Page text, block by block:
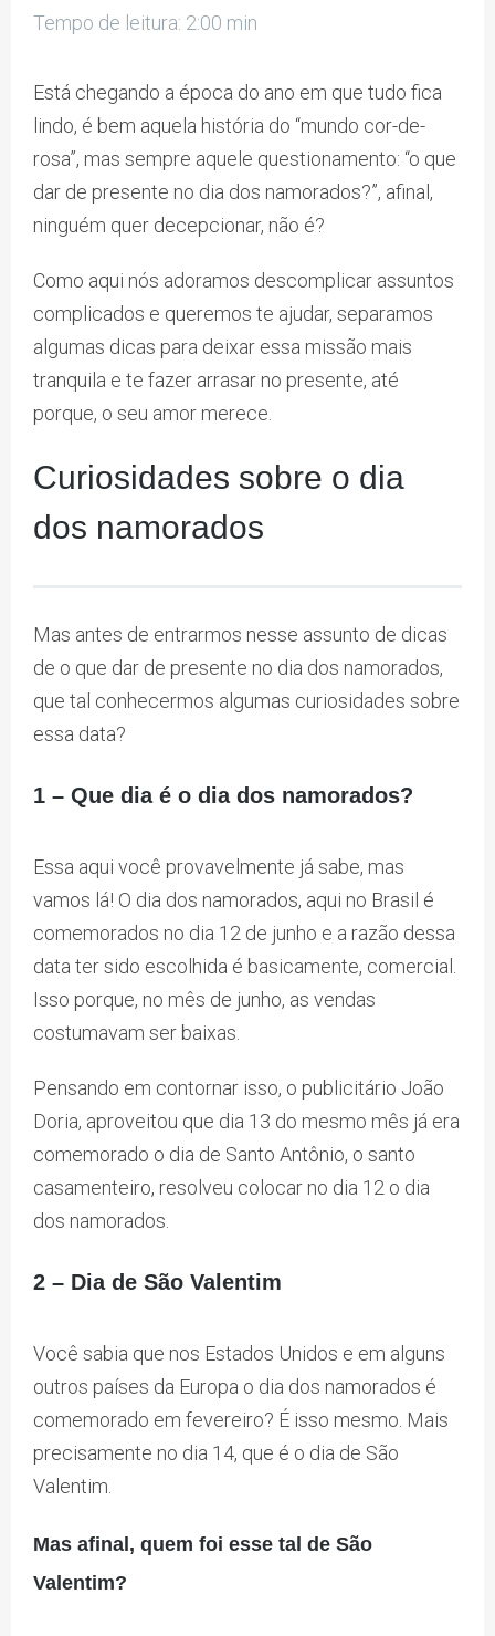
Tempo de leitura: 2:00 min
Está chegando a época do ano em que tudo fica
lindo, é bem aquela história do “mundo cor-de-
rosa”, mas sempre aquele questionamento: “o que
dar de presente no dia dos namorados?”, afinal,
ninguém quer decepcionar, não é?
Como aqui nós adoramos descomplicar assuntos
complicados e queremos te ajudar, separamos
algumas dicas para deixar essa missão mais
tranquila e te fazer arrasar no presente, até
porque, o seu amor merece.
Curiosidades sobre o dia
dos namorados
Mas antes de entrarmos nesse assunto de dicas
de o que dar de presente no dia dos namorados,
que tal conhecermos algumas curiosidades sobre
essa data?
1 – Que dia é o dia dos namorados?
Essa aqui você provavelmente já sabe, mas
vamos lá! O dia dos namorados, aqui no Brasil é
comemorados no dia 12 de junho e a razão dessa
data ter sido escolhida é basicamente, comercial.
Isso porque, no mês de junho, as vendas
costumavam ser baixas.
Pensando em contornar isso, o publicitário João
Doria, aproveitou que dia 13 do mesmo mês já era
comemorado o dia de Santo Antônio, o santo
casamenteiro, resolveu colocar no dia 12 o dia
dos namorados.
2 – Dia de São Valentim
Você sabia que nos Estados Unidos e em alguns
outros países da Europa o dia dos namorados é
comemorado em fevereiro? É isso mesmo. Mais
precisamente no dia 14, que é o dia de São
Valentim.
Mas afinal, quem foi esse tal de São
Valentim?